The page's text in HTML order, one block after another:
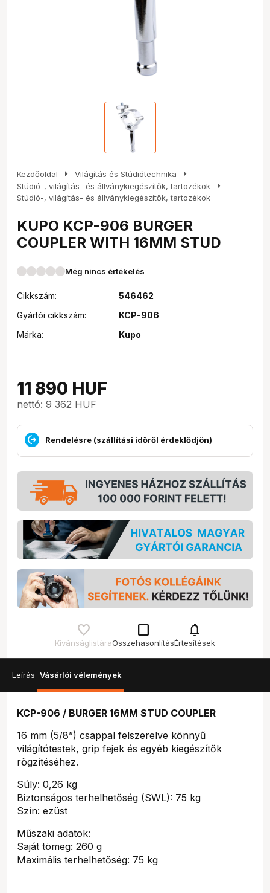
Kezdőoldal arrow_right Világítás és Stúdiótechnika arrow_right
Stúdió-, világítás- és állványkiegészítők, tartozékok arrow_right
Stúdió-, világítás- és állványkiegészítők, tartozékok
KUPO KCP-906 BURGER
COUPLER WITH 16MM STUD
Még nincs értékelés
Cikkszám:
546462
Gyártói cikkszám:
KCP-906
Márka:
Kupo
11 890 HUF
nettó: 9 362 HUF
Rendelésre (szállítási időről érdeklődjön)
Kívánságlistára
check_box_outline_blank
Összehasonlítás
notifications
Értesítések
Leírás Vásárlói vélemények
KCP-906 / BURGER 16MM STUD COUPLER
16 mm (5/8”) csappal felszerelve könnyű
világítótestek, grip fejek és egyéb kiegészítők
rögzítéséhez.
Súly: 0,26 kg
Biztonságos terhelhetőség (SWL): 75 kg
Szín: ezüst
Műszaki adatok:
Saját tömeg: 260 g
Maximális terhelhetőség: 75 kg